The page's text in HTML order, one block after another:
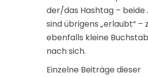
der/das Hashtag – beide
sind übrigens „erlaubt“ –
ebenfalls kleine
nach sich.
Einzelne Beiträge dieser